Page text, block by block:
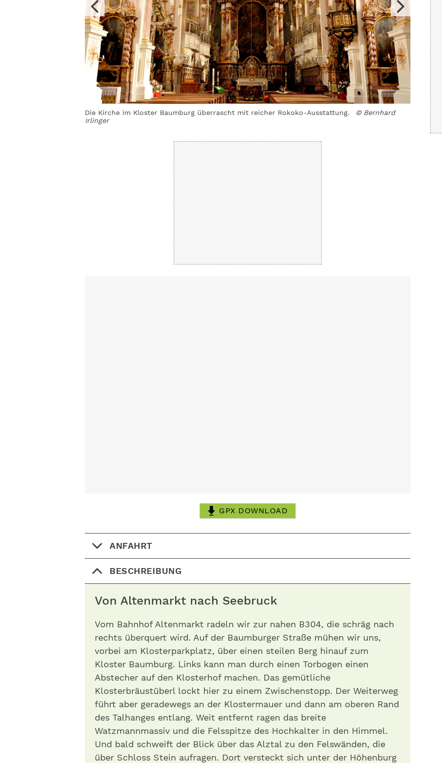
Die Kirche im Kloster Baumburg überrascht mit reicher Rokoko-Ausstattung.
© Bernhard
Irlinger
In
Irlinger
GPX DOWNLOAD
ANFAHRT
BESCHREIBUNG
Von Altenmarkt nach Seebruck
Vom Bahnhof Altenmarkt radeln wir zur nahen B304, die schräg nach
rechts überquert wird. Auf der Baumburger Straße mühen wir uns,
vorbei am Klosterparkplatz, über einen steilen Berg hinauf zum
Kloster Baumburg. Links kann man durch einen Torbogen einen
Abstecher auf den Klosterhof machen. Das gemütliche
Klosterbräustüberl lockt hier zu einem Zwischenstopp. Der Weiterweg
führt aber geradewegs an der Klostermauer und dann am oberen Rand
des Talhanges entlang. Weit entfernt ragen das breite
Watzmannmassiv und die Felsspitze des Hochkalter in den Himmel.
Und bald schweift der Blick über das Alztal zu den Felswänden, die
über Schloss Stein aufragen. Dort versteckt sich unter der Höhenburg